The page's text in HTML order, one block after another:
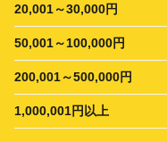
20,001～30,000円
50,001～100,000円
200,001～500,000円
1,000,001円以上